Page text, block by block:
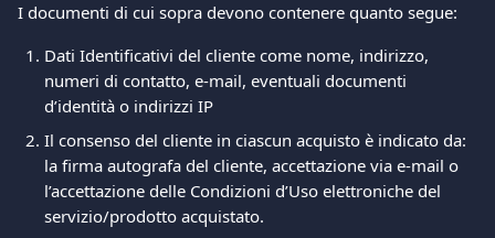
I documenti di cui sopra devono contenere quanto segue:
Dati Identificativi del cliente come nome, indirizzo,
numeri di contatto, e-mail, eventuali documenti
d’identità o indirizzi IP
Il consenso del cliente in ciascun acquisto è indicato da:
la firma autografa del cliente, accettazione via e-mail o
l’accettazione delle Condizioni d’Uso elettroniche del
servizio/prodotto acquistato.